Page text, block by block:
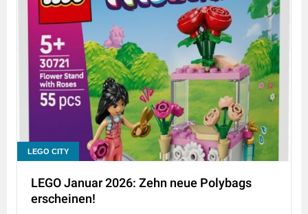
LEGO CITY
LEGO Januar 2026: Zehn neue Polybags
erscheinen!